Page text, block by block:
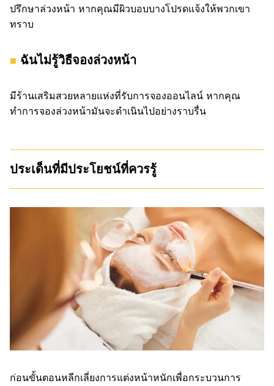
ปรึกษาล่วงหน้า หากคุณมีผิวบอบบางโปรดแจ้งให้พวกเขา
ทราบ
ฉันไม่รู้วิธีจองล่วงหน้า
มีร้านเสริมสวยหลายแห่งที่รับการจองออนไลน์ หากคุณ
ทำการจองล่วงหน้ามันจะดำเนินไปอย่างราบรื่น
ประเด็นที่มีประโยชน์ที่ควรรู้
ก่อนขั้นตอนหลีกเลี่ยงการแต่งหน้าหนักเพื่อกระบวนการ